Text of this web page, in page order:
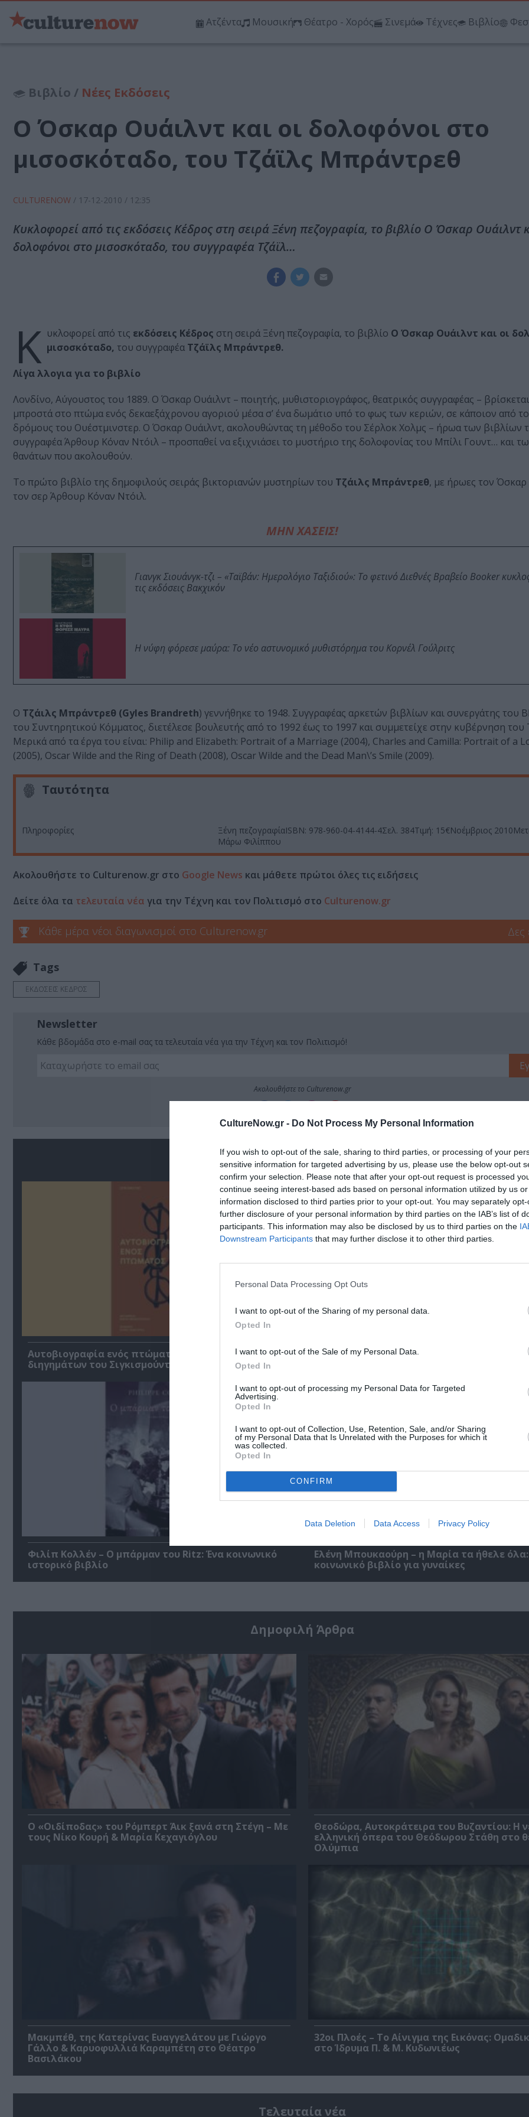
CultureNow.gr - Do Not Process My Personal Information
If you wish to opt-out of the sale, sharing to third parties, or processing of your
sensitive information for targeted advertising by us, please use the below opt-out
confirm your selection. Please note that after your opt-out request is processed
continue seeing interest-based ads based on personal information utilized by us
information disclosed to third parties prior to your opt-out. You may separately
further disclosure of your personal information by third parties on the IAB’s list of
participants. This information may also be disclosed by us to third parties on the
Downstream Participants that may further disclose it to other third parties.
Personal Data Processing Opt Outs
I want to opt-out of the Sharing of my personal data.
Opted In
I want to opt-out of the Sale of my Personal Data.
Opted In
I want to opt-out of processing my Personal Data for Targeted
Advertising.
Opted In
I want to opt-out of Collection, Use, Retention, Sale, and/or Sharing
of my Personal Data that Is Unrelated with the Purposes for which it
was collected.
Opted In
CONFIRM
Data Deletion Data Access Privacy Policy
Ατζέντα Μουσική Θέατρο - Χορός Σινεμά Τέχνες Βιβλίο
Βιβλίο / Νέες Εκδόσεις
Ο Όσκαρ Oυάιλντ και οι δολοφόνοι στο
μισοσκόταδο, του Τζάϊλς Μπράντρεθ
CULTURENOW / 17-12-2010 / 12:35
Κυκλοφορεί από τις εκδόσεις Κέδρος στη σειρά Ξένη πεζογραφία, το βιβλίο Ο Όσκαρ Oυάιλντ
δολοφόνοι στο μισοσκόταδο, του συγγραφέα Τζάϊλ…
Κ υκλοφορεί από τις εκδόσεις Κέδρος στη σειρά Ξένη πεζογραφία, το βιβλίο Ο Όσκαρ Oυάιλντ και οι
μισοσκόταδο, του συγγραφέα Τζάϊλς Μπράντρεθ.
Λίγα λλογια για το βιβλίο
Λονδίνο, Αύγουστος του 1889. Ο Όσκαρ Ουάιλντ – ποιητής, μυθιστοριογράφος, θεατρικός συγγραφέας –
μπροστά στο πτώμα ενός δεκαεξάχρονου αγοριού μέσα σ’ ένα δωμάτιο υπό το φως των κεριών, σε κάποιον από
δρόμους του Ουέστμινστερ. Ο Όσκαρ Ουάιλντ, ακολουθώντας τη μέθοδο του Σέρλοκ Χολμς – ήρωα των βιβλίων
συγγραφέα Άρθουρ Κόναν Ντόιλ – προσπαθεί να εξιχνιάσει το μυστήριο της δολοφονίας του Μπίλι Γουντ… και
θανάτων που ακολουθούν.
Το πρώτο βιβλίο της δημοφιλούς σειράς βικτοριανών μυστηρίων του Τζάιλς Μπράντρεθ, με ήρωες τον Όσκαρ
τον σερ Άρθουρ Κόναν Ντόιλ.
ΜΗΝ ΧΑΣΕΙΣ!
Γιανγκ Σιουάνγκ-τζι – «Ταϊβάν: Ημερολόγιο Ταξιδιού»: Το φετινό Διεθνές Βραβείο Booker
τις εκδόσεις Βακχικόν
Η νύφη φόρεσε μαύρα: Το νέο αστυνομικό μυθιστόρημα του Κορνέλ Γούλριτς
Ο Τζάιλς Μπράντρεθ (Gyles Brandreth) γεννήθηκε το 1948. Συγγραφέας αρκετών βιβλίων και συνεργάτης του
του Συντηρητικού Κόμματος, διετέλεσε βουλευτής από το 1992 έως το 1997 και συμμετείχε στην κυβέρνηση του
Μερικά από τα έργα του είναι: Philip and Elizabeth: Portrait of a Marriage (2004), Charles and Camilla: Portrait of a
(2005), Oscar Wilde and the Ring of Death (2008), Oscar Wilde and the Dead Man\’s Smile (2009).
Ταυτότητα
Πληροφορίες
Ξένη πεζογραφίαISBN: 978-960-04-4144-4Σελ. 384Τιμή: 15€Νοέμβριος
Μάρω Φιλίππου
Ακολουθήστε το Culturenow.gr στο Google News και μάθετε πρώτοι όλες τις ειδήσεις
Δείτε όλα τα τελευταία νέα για την Τέχνη και τον Πολιτισμό στο Culturenow.gr
Κάθε μέρα νέοι διαγωνισμοί στο Culturenow.gr Δες
Tags
ΕΚΔΟΣΕΙΣ ΚΕΔΡΟΣ
Newsletter
Κάθε βδομάδα στο e-mail σας τα τελευταία νέα για την Τέχνη και τον Πολιτισμό!
Ακολουθήστε το Culturenow.gr
Σχετικά Άρθρα
Αυτοβιογραφία ενός πτώματος: Μια συλλογή
διηγημάτων του Σιγκισμούντ Κρζιζανόφσκι
Αντόνιο Πόρτσια – Φωνές: Ένα βιβλίο ως
Φιλίπ Κολλέν – Ο μπάρμαν του Ritz: Ένα κοινωνικό
ιστορικό βιβλίο
Ελένη Μπουκαούρη – η Μαρία τα ήθελε
κοινωνικό βιβλίο για γυναίκες
Δημοφιλή Άρθρα
O «Οιδίποδας» του Ρόμπερτ Άικ ξανά στη Στέγη – Με
τους Νίκο Κουρή & Μαρία Κεχαγιόγλου
Θεοδώρα, Αυτοκράτειρα του Βυζαντίου: Η
ελληνική όπερα του Θεόδωρου Στάθη στο
Ολύμπια
Μακμπέθ, της Κατερίνας Ευαγγελάτου με Γιώργο
Γάλλο & Καρυοφυλλιά Καραμπέτη στο Θέατρο
Βασιλάκου
32οι Πλοές – Το Αίνιγμα της Εικόνας:
στο Ίδρυμα Π. & Μ. Κυδωνιέως
Τελευταία νέα